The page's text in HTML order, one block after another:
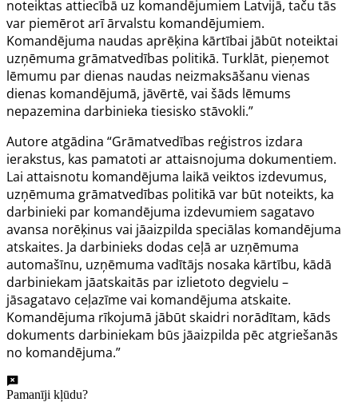
noteiktas attiecībā uz komandējumiem Latvijā, taču tās
var piemērot arī ārvalstu komandējumiem.
Komandējuma naudas aprēķina kārtībai jābūt noteiktai
uzņēmuma grāmatvedības politikā. Turklāt, pieņemot
lēmumu par dienas naudas neizmaksāšanu vienas
dienas komandējumā, jāvērtē, vai šāds lēmums
nepazemina darbinieka tiesisko stāvokli.”
Autore atgādina “Grāmatvedības reģistros izdara
ierakstus, kas pamatoti ar attaisnojuma dokumentiem.
Lai attaisnotu komandējuma laikā veiktos izdevumus,
uzņēmuma grāmatvedības politikā var būt noteikts, ka
darbinieki par komandējuma izdevumiem sagatavo
avansa norēķinus vai jāaizpilda speciālas komandējuma
atskaites. Ja darbinieks dodas ceļā ar uzņēmuma
automašīnu, uzņēmuma vadītājs nosaka kārtību, kādā
darbiniekam jāatskaitās par izlietoto degvielu –
jāsagatavo ceļazīme vai komandējuma atskaite.
Komandējuma rīkojumā jābūt skaidri norādītam, kāds
dokuments darbiniekam būs jāaizpilda pēc atgriešanās
no komandējuma.”
Pamanīji kļūdu?